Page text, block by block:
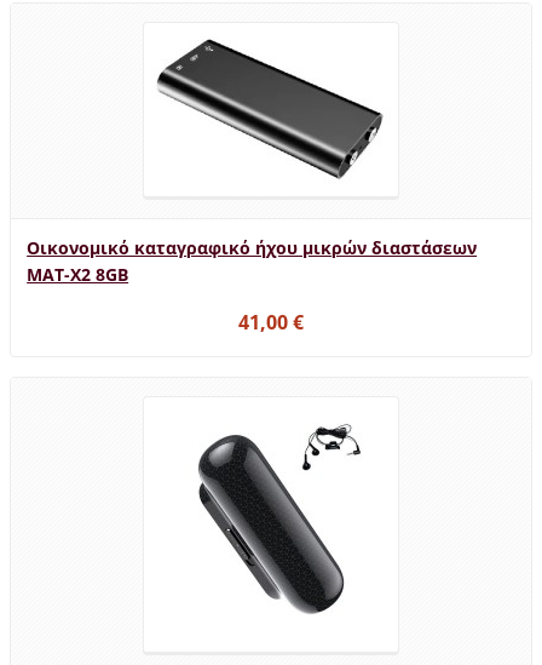
Οικονομικό καταγραφικό ήχου μικρών διαστάσεων
MAT-X2 8GB
41,00 €